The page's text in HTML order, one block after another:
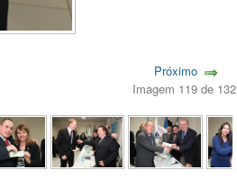
Próximo
Imagem 119 de 132